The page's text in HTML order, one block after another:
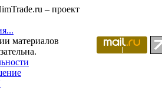
– проект
материалов